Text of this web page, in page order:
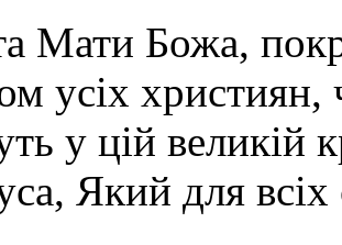
Мати Божа,
усіх християн,
у цій великій
Який для